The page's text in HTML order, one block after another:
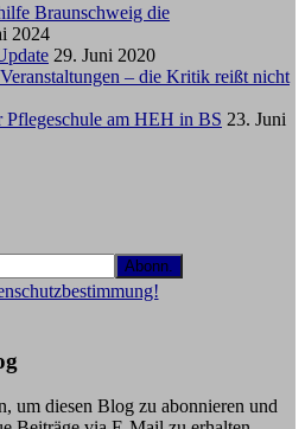
Braunschweig die
2024
29. Juni 2020
– die Kritik reißt nicht
Pflegeschule am HEH in BS 23. Juni
um diesen Blog zu abonnieren und